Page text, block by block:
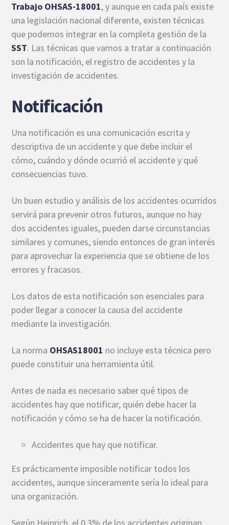
Trabajo OHSAS-18001, y aunque en cada país existe
una legislación nacional diferente, existen técnicas
que podemos integrar en la completa gestión de la
SST. Las técnicas que vamos a tratar a continuación
son la notificación, el registro de accidentes y la
investigación de accidentes.
Notificación
Una notificación es una comunicación escrita y
descriptiva de un accidente y que debe incluir el
cómo, cuándo y dónde ocurrió el accidente y qué
consecuencias tuvo.
Un buen estudio y análisis de los accidentes ocurridos
servirá para prevenir otros futuros, aunque no hay
dos accidentes iguales, pueden darse circunstancias
similares y comunes, siendo entonces de gran interés
para aprovechar la experiencia que se obtiene de los
errores y fracasos.
Los datos de esta notificación son esenciales para
poder llegar a conocer la causa del accidente
mediante la investigación.
La norma OHSAS18001 no incluye esta técnica pero
puede constituir una herramienta útil.
Antes de nada es necesario saber qué tipos de
accidentes hay que notificar, quién debe hacer la
notificación y cómo se ha de hacer la notificación.
Accidentes que hay que notificar.
Es prácticamente imposible notificar todos los
accidentes, aunque sinceramente sería lo ideal para
una organización.